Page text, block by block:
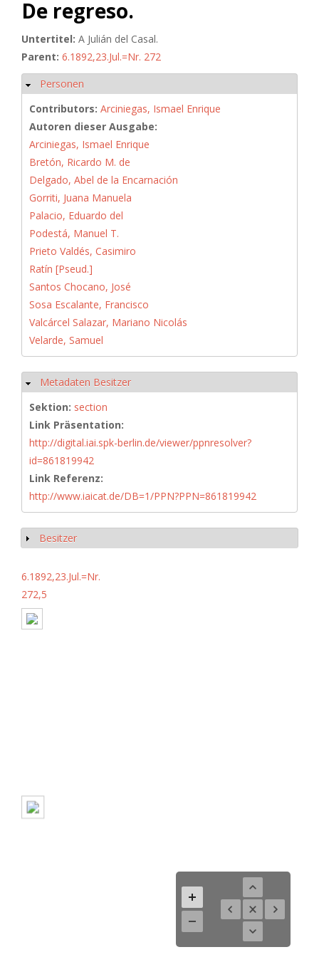
De regreso.
Untertitel: A Julián del Casal.
Parent: 6.1892,23.Jul.=Nr. 272
Hide
Personen
Contributors: Arciniegas, Ismael Enrique
Autoren dieser Ausgabe:
Arciniegas, Ismael Enrique
Bretón, Ricardo M. de
Delgado, Abel de la Encarnación
Gorriti, Juana Manuela
Palacio, Eduardo del
Podestá, Manuel T.
Prieto Valdés, Casimiro
Ratín [Pseud.]
Santos Chocano, José
Sosa Escalante, Francisco
Valcárcel Salazar, Mariano Nicolás
Velarde, Samuel
Hide
Metadaten Besitzer
Sektion: section
Link Präsentation:
http://digital.iai.spk-berlin.de/viewer/ppnresolver?
id=861819942
Link Referenz:
http://www.iaicat.de/DB=1/PPN?PPN=861819942
Show
Besitzer
6.1892,23.Jul.=Nr.
272,5